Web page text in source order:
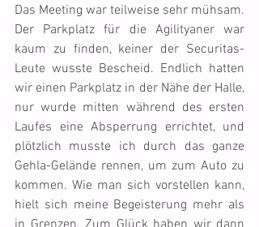
Das Meeting war teilweise sehr mühsam.
Der Parkplatz für die Agilityaner war
kaum zu finden, keiner der Securitas-
Leute wusste Bescheid. Endlich hatten
wir einen Parkplatz in der Nähe der Halle,
nur wurde mitten während des ersten
Laufes eine Absperrung errichtet, und
plötzlich musste ich durch das ganze
Gehla-Gelände rennen, um zum Auto zu
kommen. Wie man sich vorstellen kann,
hielt sich meine Begeisterung mehr als